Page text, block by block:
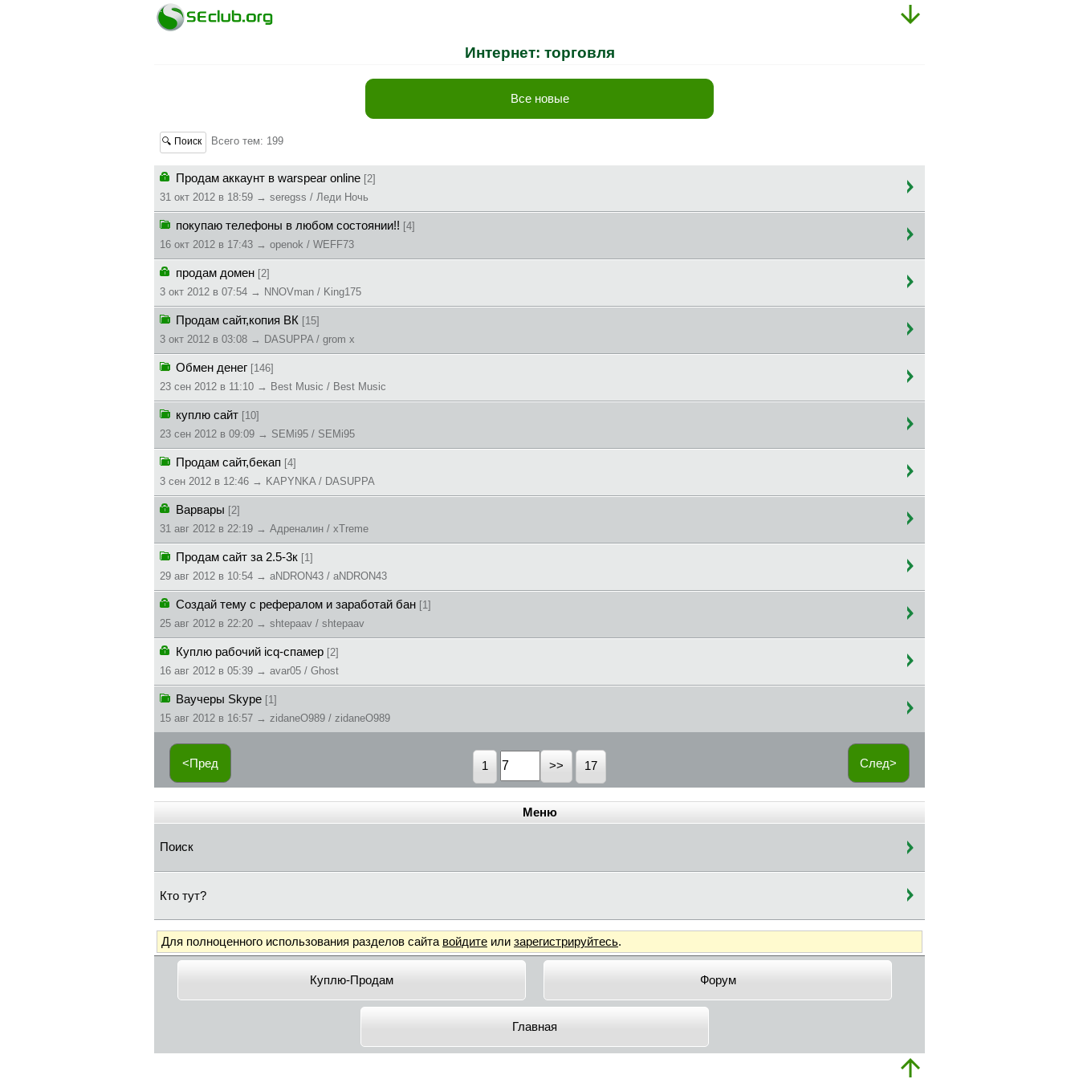
Интернет: торговля
Все новые
🔍 Поиск Всего тем: 199
Продам аккаунт в warspear online [2]
31 окт 2012 в 18:59 → seregss / Леди Ночь
покупаю телефоны в любом состоянии!! [4]
16 окт 2012 в 17:43 → openok / WEFF73
продам домен [2]
3 окт 2012 в 07:54 → NNOVman / King175
Продaм сaйт,копия ВК [15]
3 окт 2012 в 03:08 → DASUPPA / grom x
Обмен денег [146]
23 сен 2012 в 11:10 → Best Music / Best Music
куплю сайт [10]
23 сен 2012 в 09:09 → SEMi95 / SEMi95
Продам сайт,бекап [4]
3 сен 2012 в 12:46 → KAPYNKA / DASUPPA
Варвары [2]
31 авг 2012 в 22:19 → Адреналин / xTreme
Продам сайт за 2.5-3к [1]
29 авг 2012 в 10:54 → aNDRON43 / aNDRON43
Создай тему с рефералом и заработай бан [1]
25 авг 2012 в 22:20 → shtepaav / shtepaav
Куплю рабочий icq-спамер [2]
16 авг 2012 в 05:39 → avar05 / Ghost
Ваучеры Skype [1]
15 авг 2012 в 16:57 → zidaneO989 / zidaneO989
<Пред След>
1 17
Меню
Поиск
Кто тут?
Для полноценного использования разделов сайта войдите или зарегистрируйтесь.
Куплю-Продам Форум
Главная